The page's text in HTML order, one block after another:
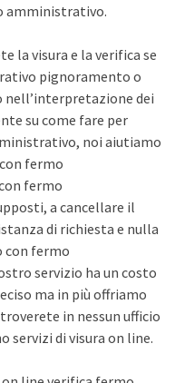
amministrativo.
la visura e la verifica se
pignoramento o
nell’interpretazione dei
su come fare per
noi aiutiamo
fermo
fermo
a cancellare il
di richiesta e nulla
con fermo
servizio ha un costo
ma in più offriamo
in nessun ufficio
servizi di visura on line.